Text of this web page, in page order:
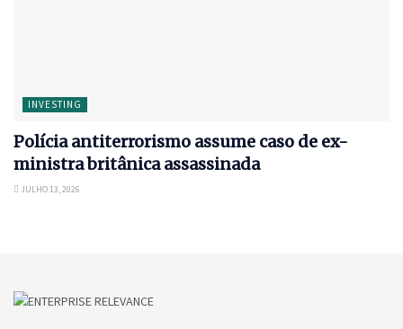
INVESTING
Polícia antiterrorismo assume caso de ex-
ministra britânica assassinada
JULHO 13, 2026